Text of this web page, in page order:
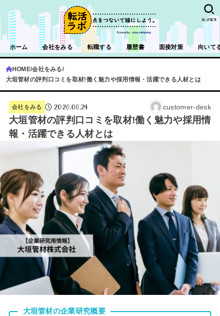
ホーム 会社をみる 転職する 履歴書 面接対策 向いて
SEARCH
HOME 会社をみる
大垣管材の評判口コミを取材!働く魅力や採用情報・活躍できる人材とは
会社をみる 2026.06.24 customer-desk
大垣管材の評判口コミを取材!働く魅力や採用情
報・活躍できる人材とは
大垣管材の企業研究概要